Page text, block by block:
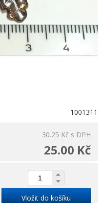
1001311
30.25 Kč s DPH
25.00 Kč
Vložit do košíku